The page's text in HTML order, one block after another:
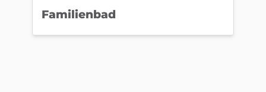
Familienbad